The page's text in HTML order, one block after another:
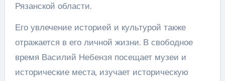
Рязанской области.
Его увлечение историей и культурой также
отражается в его личной жизни. В свободное
время Василий Небензя посещает музеи и
исторические места, изучает историческую